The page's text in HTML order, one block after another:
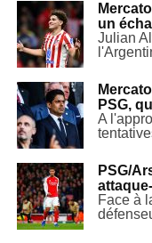
un
Julian
PSG,
A
PSG/
Face à